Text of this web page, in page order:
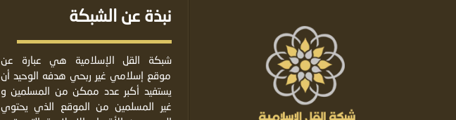
نبذة عن الشبكة
شبكة القل الإسلامية هي عبارة عن
موقع إسلامي غير ربحي هدفه الوحيد أن
يستفيد أكبر عدد ممكن من المسلمين و
غير المسلمين من الموقع الذي يحتوي